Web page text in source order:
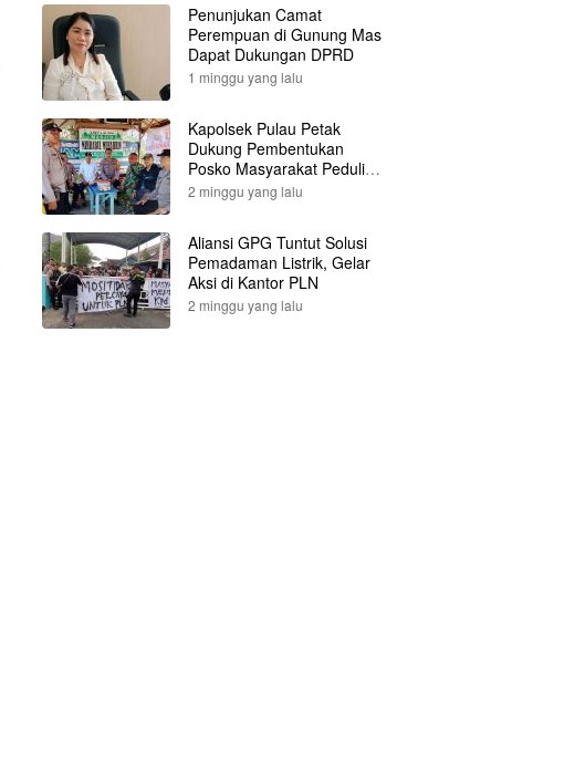
Penunjukan Camat
Perempuan di Gunung Mas
Dapat Dukungan DPRD
1 minggu yang lalu
Kapolsek Pulau Petak
Dukung Pembentukan
Posko Masyarakat Peduli
Api
2 minggu yang lalu
Aliansi GPG Tuntut Solusi
Pemadaman Listrik, Gelar
Aksi di Kantor PLN
2 minggu yang lalu